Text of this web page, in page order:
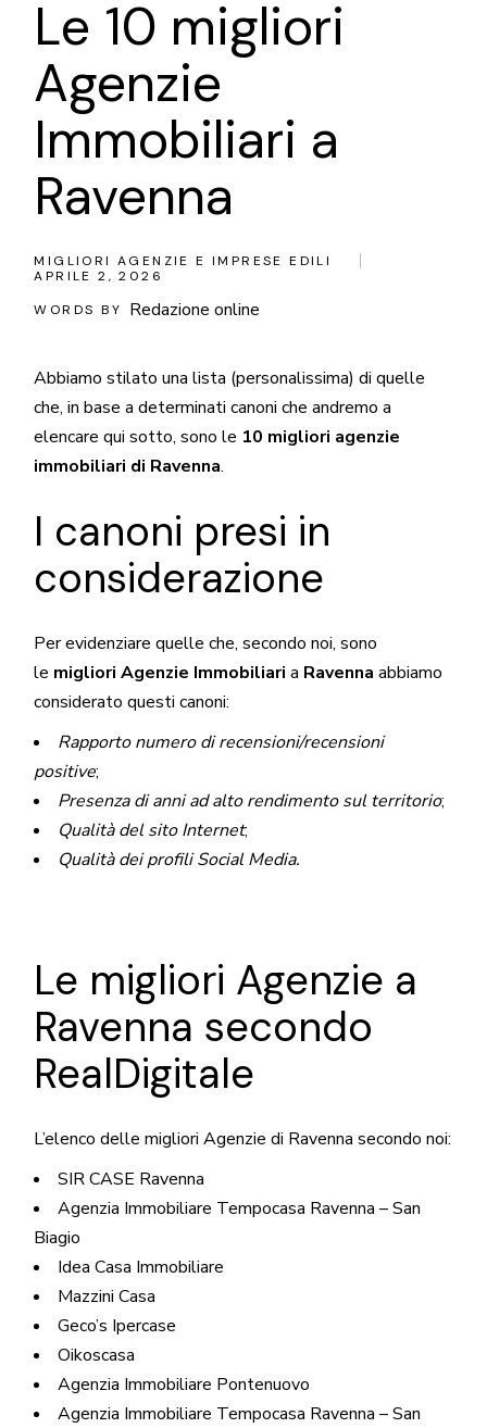
Le 10 migliori
Agenzie
Immobiliari a
Ravenna
MIGLIORI AGENZIE E IMPRESE EDILI
APRILE 2, 2026
WORDS BY
Redazione online
Abbiamo stilato una lista (personalissima) di quelle
che, in base a determinati canoni che andremo a
elencare qui sotto, sono le 10 migliori agenzie
immobiliari di Ravenna.
I canoni presi in
considerazione
Per evidenziare quelle che, secondo noi, sono
le migliori Agenzie Immobiliari a Ravenna abbiamo
considerato questi canoni:
Rapporto numero di recensioni/recensioni
positive;
Presenza di anni ad alto rendimento sul territorio;
Qualità del sito Internet;
Qualità dei profili Social Media.
Le migliori Agenzie a
Ravenna secondo
RealDigitale
L’elenco delle migliori Agenzie di Ravenna secondo noi:
SIR CASE Ravenna
Agenzia Immobiliare Tempocasa Ravenna – San
Biagio
Idea Casa Immobiliare
Mazzini Casa
Geco’s Ipercase
Oikoscasa
Agenzia Immobiliare Pontenuovo
Agenzia Immobiliare Tempocasa Ravenna – San